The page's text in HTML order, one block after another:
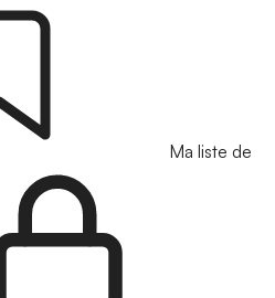
Ma liste de